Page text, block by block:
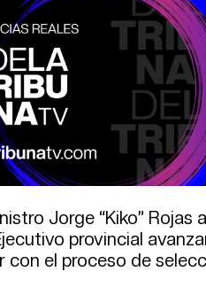
Jorge “Kiko”
provincial
con el proceso de